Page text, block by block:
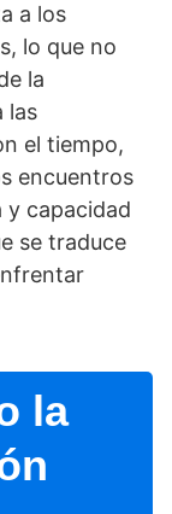
a los
lo que no
la
las
el tiempo,
encuentros
y capacidad
se traduce
la